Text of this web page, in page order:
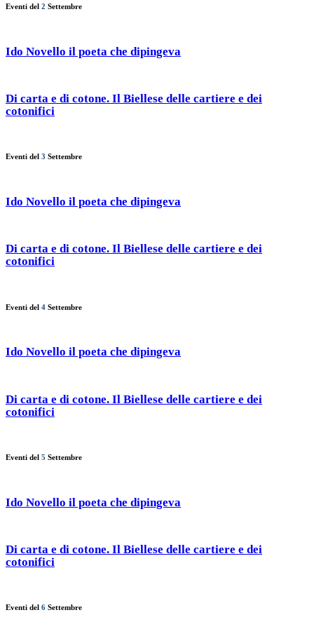
Eventi del 2 Settembre
Ido Novello il poeta che dipingeva
Di carta e di cotone. Il Biellese delle cartiere e dei
cotonifici
Eventi del 3 Settembre
Ido Novello il poeta che dipingeva
Di carta e di cotone. Il Biellese delle cartiere e dei
cotonifici
Eventi del 4 Settembre
Ido Novello il poeta che dipingeva
Di carta e di cotone. Il Biellese delle cartiere e dei
cotonifici
Eventi del 5 Settembre
Ido Novello il poeta che dipingeva
Di carta e di cotone. Il Biellese delle cartiere e dei
cotonifici
Eventi del 6 Settembre